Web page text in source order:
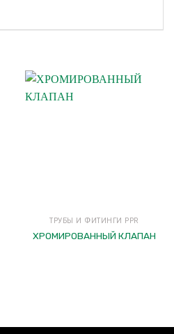
ТРУБЫ И ФИТИНГИ PPR
ХРОМИРОВАННЫЙ КЛАПАН